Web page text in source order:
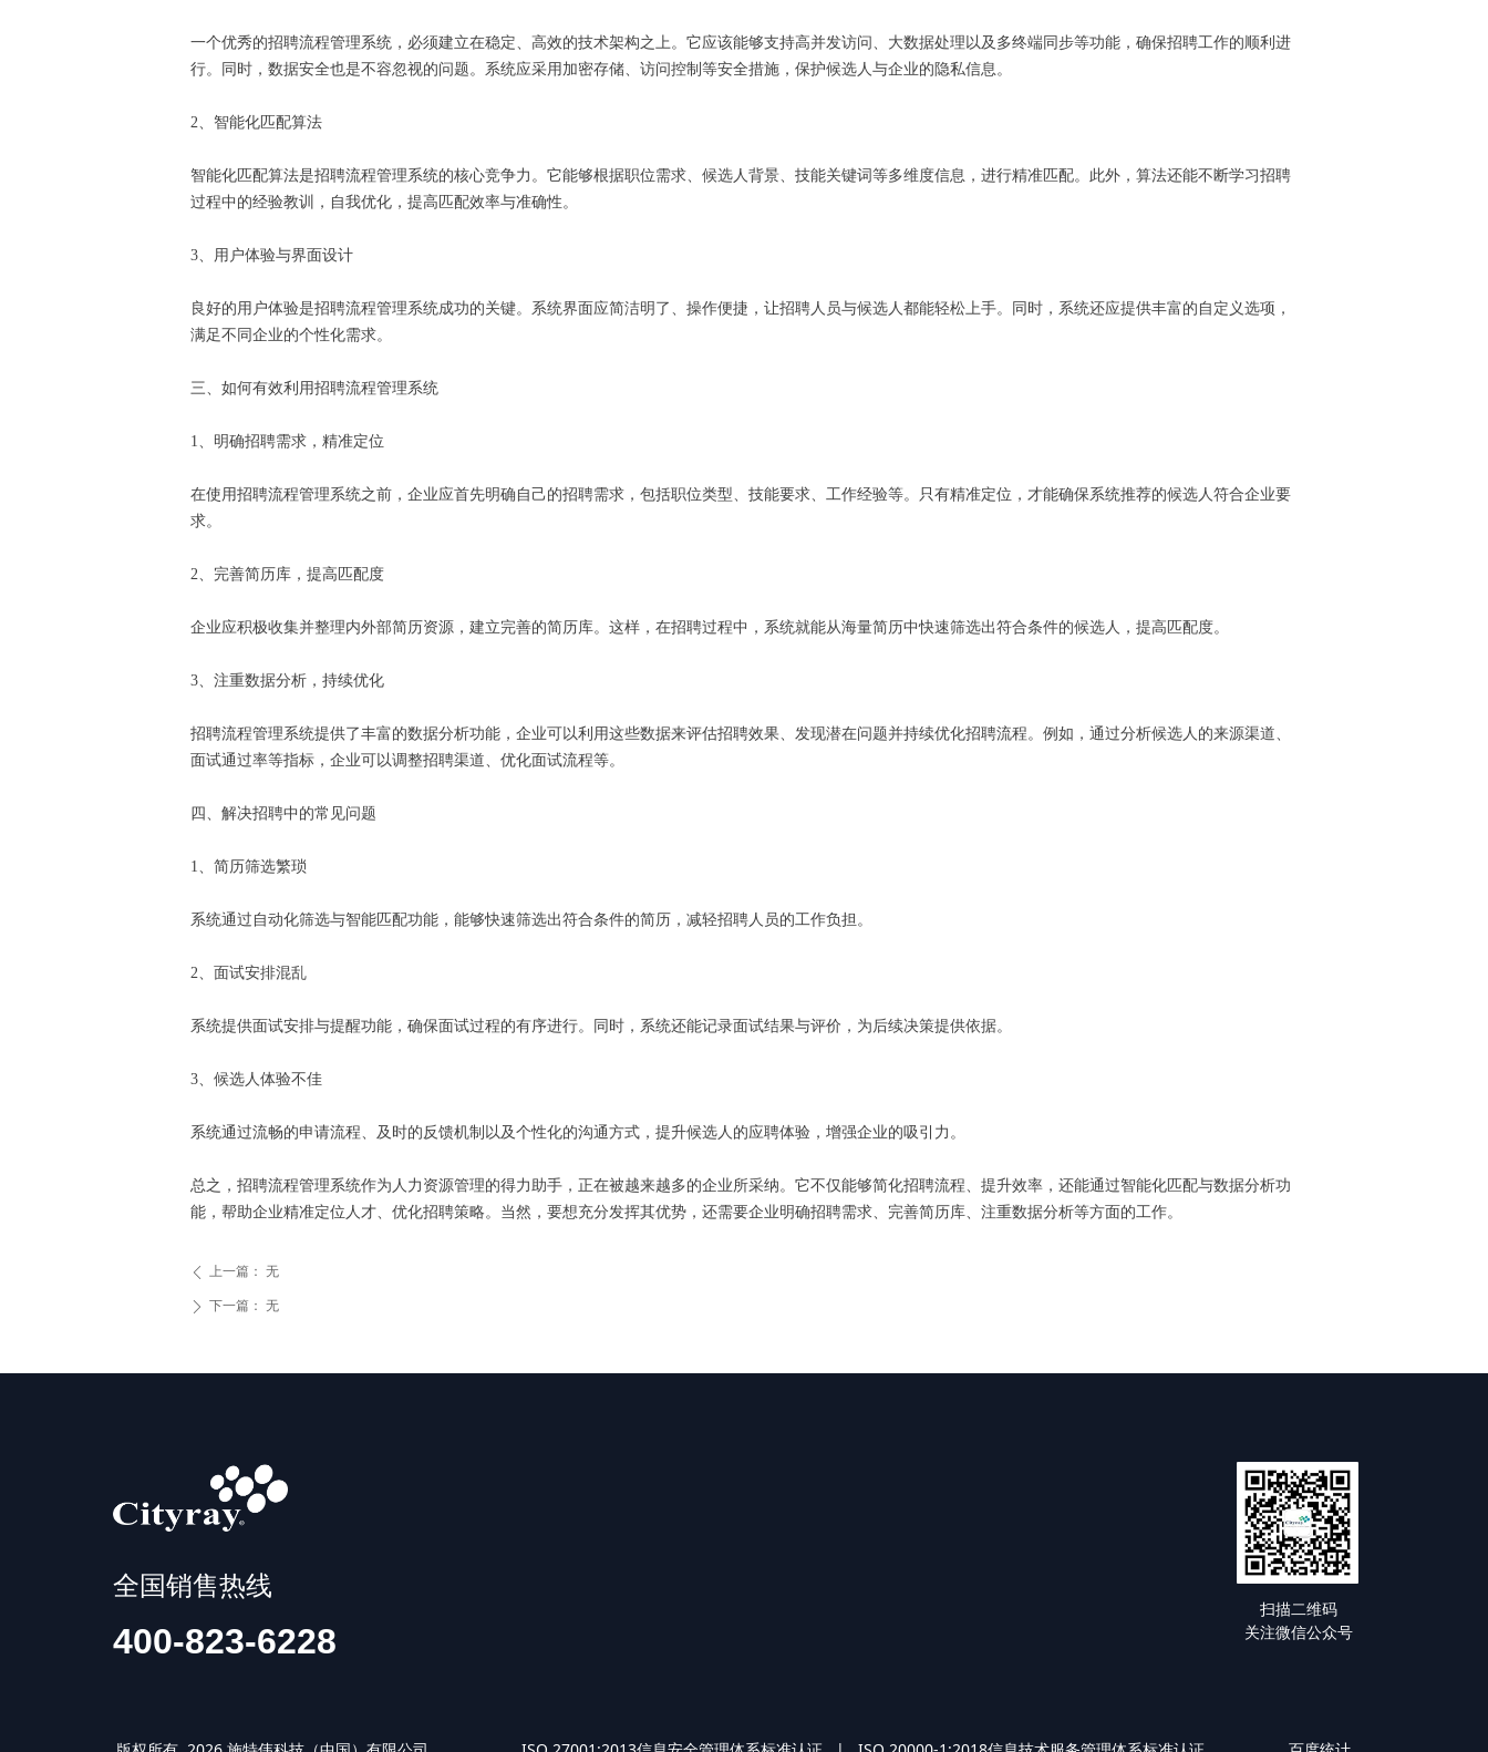
一个优秀的招聘流程管理系统，必须建立在稳定、高效的技术架构之上。它应该能够支持高并发访问、大数据处理以及多终端同步等功能，确保招聘工作的顺利进
行。同时，数据安全也是不容忽视的问题。系统应采用加密存储、访问控制等安全措施，保护候选人与企业的隐私信息。
2、智能化匹配算法
智能化匹配算法是招聘流程管理系统的核心竞争力。它能够根据职位需求、候选人背景、技能关键词等多维度信息，进行精准匹配。此外，算法还能不断学习招聘
过程中的经验教训，自我优化，提高匹配效率与准确性。
3、用户体验与界面设计
良好的用户体验是招聘流程管理系统成功的关键。系统界面应简洁明了、操作便捷，让招聘人员与候选人都能轻松上手。同时，系统还应提供丰富的自定义选项，
满足不同企业的个性化需求。
三、如何有效利用招聘流程管理系统
1、明确招聘需求，精准定位
在使用招聘流程管理系统之前，企业应首先明确自己的招聘需求，包括职位类型、技能要求、工作经验等。只有精准定位，才能确保系统推荐的候选人符合企业要
求。
2、完善简历库，提高匹配度
企业应积极收集并整理内外部简历资源，建立完善的简历库。这样，在招聘过程中，系统就能从海量简历中快速筛选出符合条件的候选人，提高匹配度。
3、注重数据分析，持续优化
招聘流程管理系统提供了丰富的数据分析功能，企业可以利用这些数据来评估招聘效果、发现潜在问题并持续优化招聘流程。例如，通过分析候选人的来源渠道、
面试通过率等指标，企业可以调整招聘渠道、优化面试流程等。
四、解决招聘中的常见问题
1、简历筛选繁琐
系统通过自动化筛选与智能匹配功能，能够快速筛选出符合条件的简历，减轻招聘人员的工作负担。
2、面试安排混乱
系统提供面试安排与提醒功能，确保面试过程的有序进行。同时，系统还能记录面试结果与评价，为后续决策提供依据。
3、候选人体验不佳
系统通过流畅的申请流程、及时的反馈机制以及个性化的沟通方式，提升候选人的应聘体验，增强企业的吸引力。
总之，招聘流程管理系统作为人力资源管理的得力助手，正在被越来越多的企业所采纳。它不仅能够简化招聘流程、提升效率，还能通过智能化匹配与数据分析功
能，帮助企业精准定位人才、优化招聘策略。当然，要想充分发挥其优势，还需要企业明确招聘需求、完善简历库、注重数据分析等方面的工作。
ꄴ 上一篇： 无
ꄲ 下一篇： 无
全国销售热线
扫描二维码
关注微信公众号
400-823-6228